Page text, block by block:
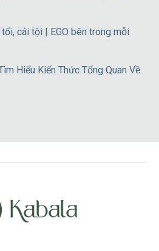
cái tội | EGO bên trong mỗi
Hiểu Kiến Thức Tổng Quan Về